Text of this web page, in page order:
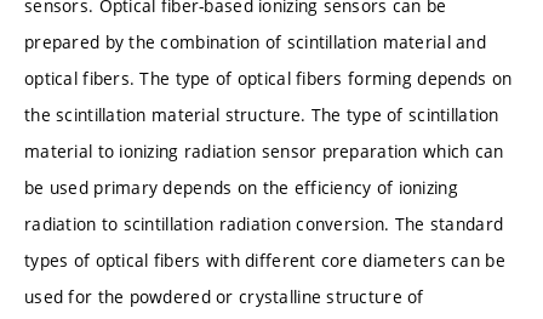
sensors. Optical fiber-based ionizing sensors can be
prepared by the combination of scintillation material and
optical fibers. The type of optical fibers forming depends on
the scintillation material structure. The type of scintillation
material to ionizing radiation sensor preparation which can
be used primary depends on the efficiency of ionizing
radiation to scintillation radiation conversion. The standard
types of optical fibers with different core diameters can be
used for the powdered or crystalline structure of